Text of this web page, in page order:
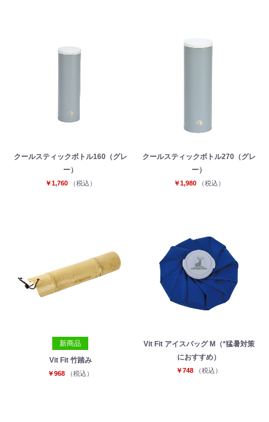
クールスティックボトル160（グレ
ー）
￥1,760 （税込）
クールスティックボトル270（グレ
ー）
￥1,980 （税込）
新商品
Vit Fit 竹踏み
￥968 （税込）
Vit Fit アイスバッグ M（*猛暑対策
におすすめ）
￥748 （税込）